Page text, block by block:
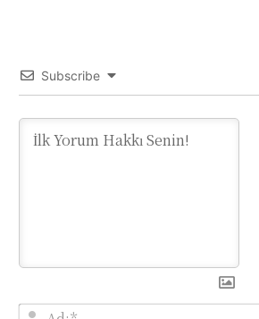
Subscribe